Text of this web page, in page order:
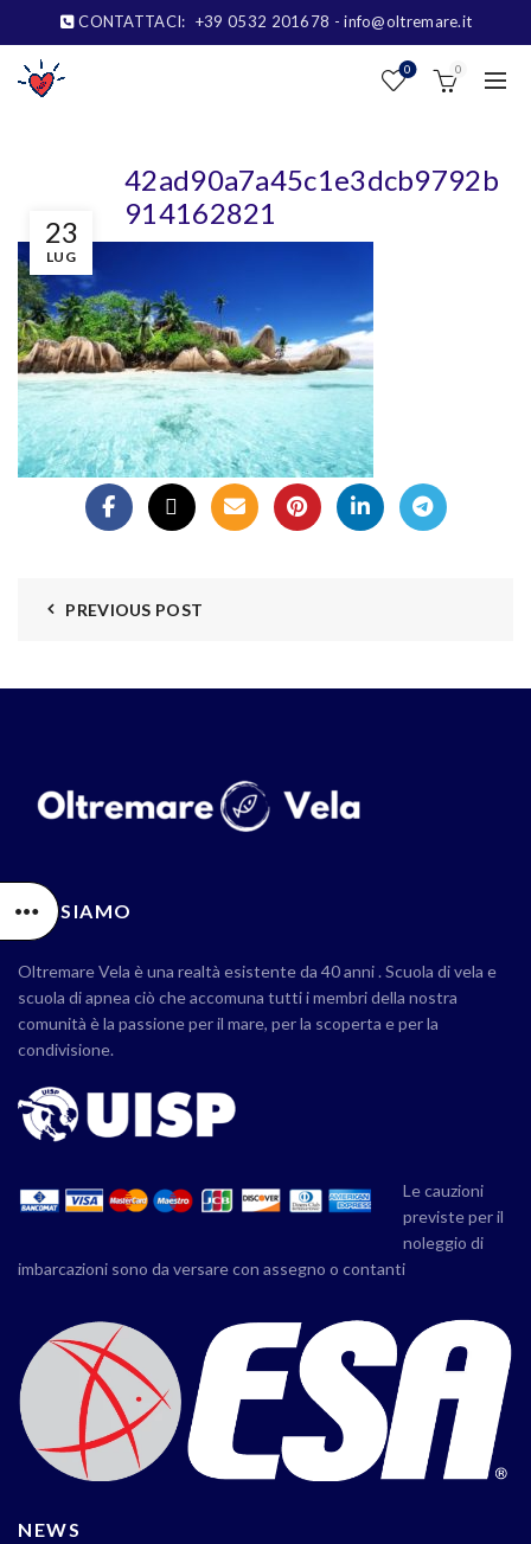
CONTATTACI: +39 0532 201678 - info@oltremare.it
0 0
23
LUG
42ad90a7a45c1e3dcb9792b
914162821
PREVIOUS POST
CHI SIAMO
Oltremare Vela è una realtà esistente da 40 anni . Scuola di vela e
scuola di apnea ciò che accomuna tutti i membri della nostra
comunità è la passione per il mare, per la scoperta e per la
condivisione.
Le cauzioni
previste per il
noleggio di
imbarcazioni sono da versare con assegno o contanti
NEWS